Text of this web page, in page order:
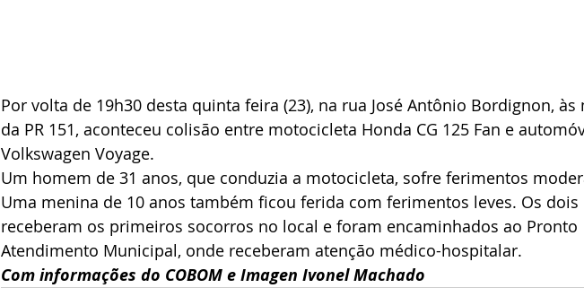
Por volta de 19h30 desta quinta feira (23), na rua José Antônio Bordignon, às
da PR 151, aconteceu colisão entre motocicleta Honda CG 125 Fan e
Volkswagen Voyage.
Um homem de 31 anos, que conduzia a motocicleta, sofre ferimentos
Uma menina de 10 anos também ficou ferida com ferimentos leves. Os dois
receberam os primeiros socorros no local e foram encaminhados ao Pronto
Atendimento Municipal, onde receberam atenção médico-hospitalar.
Com informações do COBOM e Imagen Ivonel Machado